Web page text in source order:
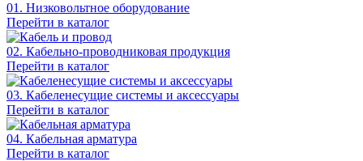
01. Низковольтное оборудование
Перейти в каталог
02. Кабельно-проводниковая продукция
Перейти в каталог
03. Кабеленесущие системы и аксессуары
Перейти в каталог
04. Кабельная арматура
Перейти в каталог